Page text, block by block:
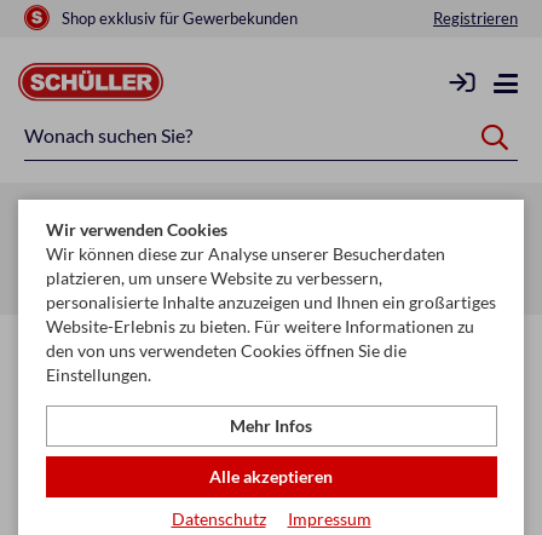
Shop exklusiv für Gewerbekunden Registrieren
Startseite Glückwunschkarten & Papeterie
Geschenktaschen
Geschenktaschen Basic
Wir verwenden Cookies
Wir können diese zur Analyse unserer Besucherdaten
platzieren, um unsere Website zu verbessern,
personalisierte Inhalte anzuzeigen und Ihnen ein großartiges
Website-Erlebnis zu bieten. Für weitere Informationen zu
den von uns verwendeten Cookies öffnen Sie die
Einstellungen.
Mehr Infos
Alle akzeptieren
Datenschutz Impressum